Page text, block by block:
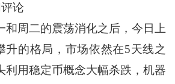
论
周二的震荡消化之后，今日上
升的格局，市场依然在5天线之
利用稳定币概念大幅杀跌，机器